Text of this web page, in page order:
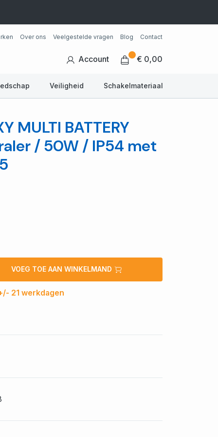
Over ons Veelgestelde vragen Blog Contact
Account € 0,00
Veiligheid Schakelmateriaal
MULTI BATTERY
/ 50W / IP54 met
VOEG TOE AAN WINKELMAND
21 werkdagen